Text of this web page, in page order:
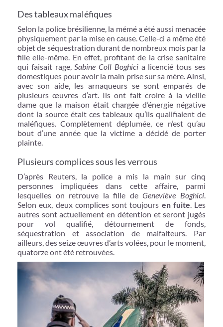
Des tableaux maléfiques
Selon la police brésilienne, la mémé a été aussi menacée
physiquement par la mise en cause. Celle-ci a même été
objet de séquestration durant de nombreux mois par la
fille elle-même. En effet, profitant de la crise sanitaire
qui faisait rage,Sabine Coll Boghicia licencié tous ses
domestiques pour avoir la main prise sur sa mère. Ainsi,
avec son aide, les arnaqueurs se sont emparés de
plusieurs œuvres d’art. Ils ont fait croire à la vieille
dame que la maison était chargée d’énergie négative
dont la source était ces tableaux qu’ils qualifiaient de
maléfiques. Complètement déplumée, ce n’est qu’au
bout d’une année que la victime a décidé de porter
plainte.
Plusieurs complices sous les verrous
D’après Reuters, la police a mis la main sur cinq
personnes impliquées dans cette affaire, parmi
lesquelles on retrouve la fille deGeneviève Boghici.
Selon eux, deux complices sont toujours en fuite. Les
autres sont actuellement en détention et seront jugés
pour vol qualifié, détournement de fonds,
séquestration et association de malfaiteurs. Par
ailleurs, des seize œuvres d’arts volées, pour le moment,
quatorze ont été retrouvées.